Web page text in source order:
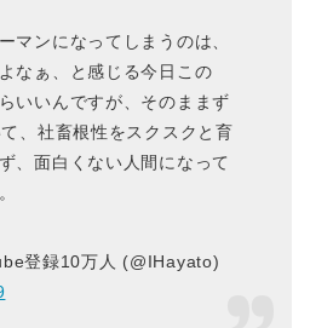
マンになってしまうのは、
なぁ、と感じる今日この
いいんですが、そのままず
、社畜根性をスクスクと育
、面白くない人間になって
登録10万人 (@IHayato)